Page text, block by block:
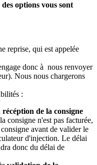
options vous sont
reprise, qui est appelée
donc à nous renvoyer
Nous nous chargerons
:
de la consigne
consigne n'est pas facturée,
avant de valider le
d'injection. Le délai
donc du délai de